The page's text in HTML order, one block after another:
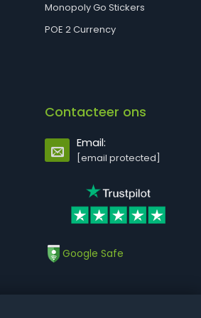
Monopoly Go Stickers
POE 2 Currency
Contacteer ons
Email:
[email protected]
Google Safe